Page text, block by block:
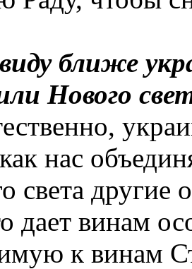
ближе
Нового
как нас
света другие
дает винам
к винам